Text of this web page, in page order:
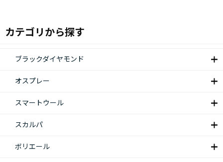
カテゴリから探す
ブラックダイヤモンド
オスプレー
スマートウール
スカルパ
ボリエール